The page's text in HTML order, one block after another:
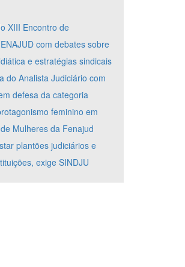
XIII Encontro de
com debates sobre
e estratégias sindicais
do Analista Judiciário com
defesa da categoria
feminino em
Mulheres da Fenajud
plantões judiciários e
exige SINDJU